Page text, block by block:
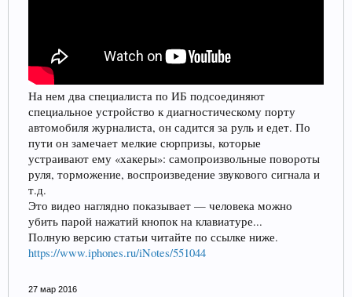
На нем два специалиста по ИБ подсоединяют
специальное устройство к диагностическому порту
автомобиля журналиста, он садится за руль и едет. По
пути он замечает мелкие сюрпризы, которые
устраивают ему «хакеры»: самопроизвольные повороты
руля, торможение, воспроизведение звукового сигнала и
т.д.
Это видео наглядно показывает — человека можно
убить парой нажатий кнопок на клавиатуре...
Полную версию статьи читайте по ссылке ниже.
https://www.iphones.ru/iNotes/551044
27 мар 2016